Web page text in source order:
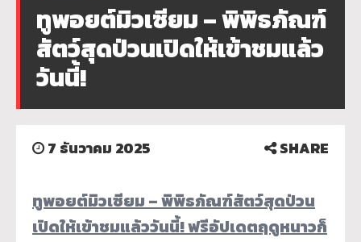
ทูพอยต์มิวเซียม – พิพิธภัณฑ์
สัตว์สุดป่วนเปิดให้เข้าชมแล้ว
วันนี้!
7 ธันวาคม 2025 SHARE
ทูพอยต์มิวเซียม – พิพิธภัณฑ์สัตว์สุดป่วน
เปิดให้เข้าชมแล้ววันนี้!ฟรีอัปเดตฤดูหนาวก็